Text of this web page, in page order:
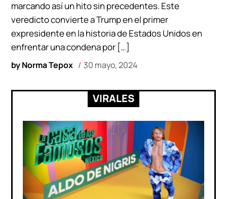
byNorma Tepox 30 mayo, 2024
marcando así un hito sin precedentes. Este
veredicto convierte a Trump en el primer
expresidente en la historia de Estados Unidos en
enfrentar una condena por […]
VIRALES